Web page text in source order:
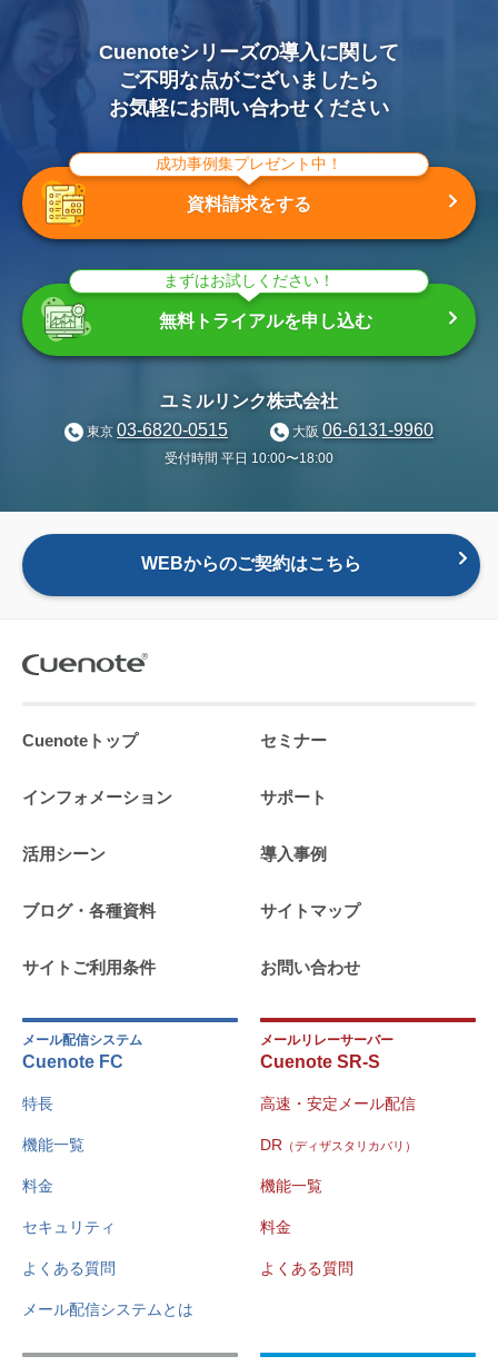
Cuenoteシリーズの導入に関して
ご不明な点がございましたら
お気軽にお問い合わせください
成功事例集プレゼント中！
資料請求をする
まずはお試しください！
無料トライアルを申し込む
ユミルリンク株式会社
東京 03-6820-0515 大阪 06-6131-9960
受付時間 平日 10:00〜18:00
WEBからのご契約はこちら
Cuenoteトップ セミナー
インフォメーション サポート
活用シーン 導入事例
ブログ・各種資料 サイトマップ
サイトご利用条件 お問い合わせ
メール配信システム
Cuenote FC
特長
機能一覧
料金
セキュリティ
よくある質問
メール配信システムとは
メールリレーサーバー
Cuenote SR-S
高速・安定メール配信
DR （ディザスタリカバリ）
機能一覧
料金
よくある質問